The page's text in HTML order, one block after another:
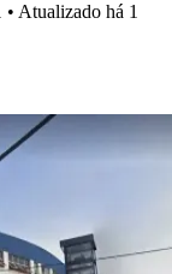
• Atualizado há 1